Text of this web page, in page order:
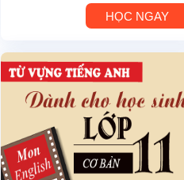
HỌC NGAY